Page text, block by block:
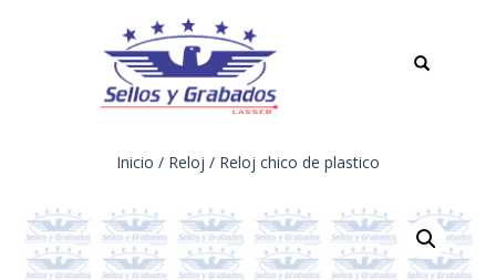
Inicio / Reloj / Reloj chico de plastico